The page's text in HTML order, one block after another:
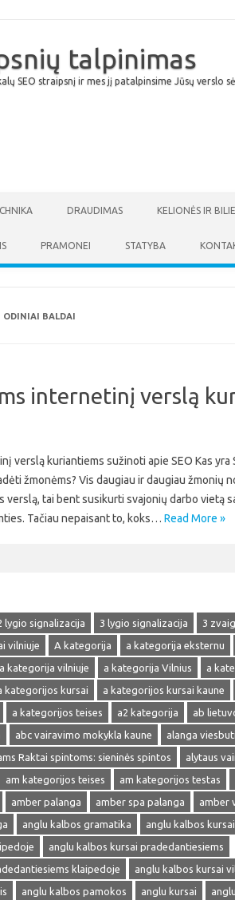
talpinimas
SEO straipsnį ir mes jį patalpinsime Jūsų
DRAUDIMAS KELIONĖS IR
PRAMONEI STATYBA
ODINIAI BALDAI
internetinį verslą
verslą kuriantiems sužinoti apie SEO Kas yra
žmonėms? Vis daugiau ir daugiau žmonių
verslą, tai bent susikurti svajonių darbo vietą
Tačiau nepaisant to, koks… Read More »
lygio signalizacija 3 lygio signalizacija
3
vilniuje
A kategorija a kategorija eksternu
a kategorija vilniuje a kategorija Vilnius a
kategorijos kursai a kategorijos kursai kaune
a kategorijos teises a2 kategorija
ab
abc vairavimo mokykla kaune alanga
Raktai spintoms: sieninės spintos
alytaus
am kategorijos teises am kategorijos testas
amber palanga amber spa palanga
amber
anglu kalbos gramatika anglu kalbos kursai
anglu kalbos kursai pradedantiesiems
klaipedoje
anglu kalbos kursai
anglu kalbos pamokos anglu kursai